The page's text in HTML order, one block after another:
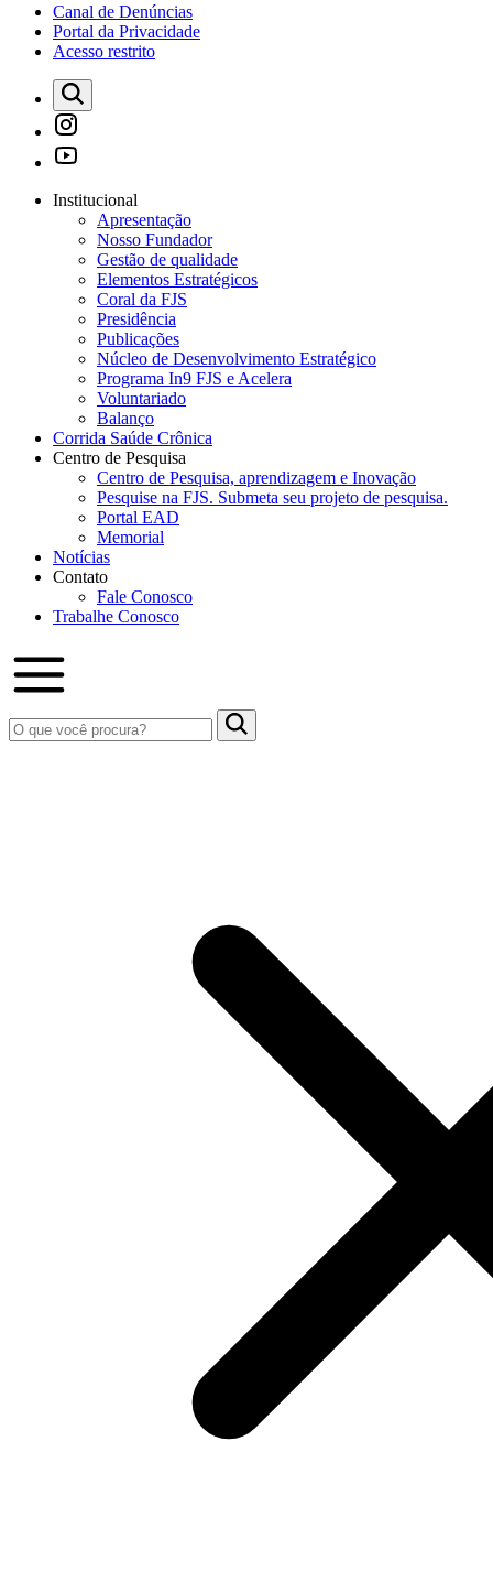
Canal de Denúncias
Portal da Privacidade
Acesso restrito
Institucional
Apresentação
Nosso Fundador
Gestão de qualidade
Elementos Estratégicos
Coral da FJS
Presidência
Publicações
Núcleo de Desenvolvimento Estratégico
Programa In9 FJS e Acelera
Voluntariado
Balanço
Corrida Saúde Crônica
Centro de Pesquisa
Centro de Pesquisa, aprendizagem e Inovação
Pesquise na FJS. Submeta seu projeto de pesquisa.
Portal EAD
Memorial
Notícias
Contato
Fale Conosco
Trabalhe Conosco